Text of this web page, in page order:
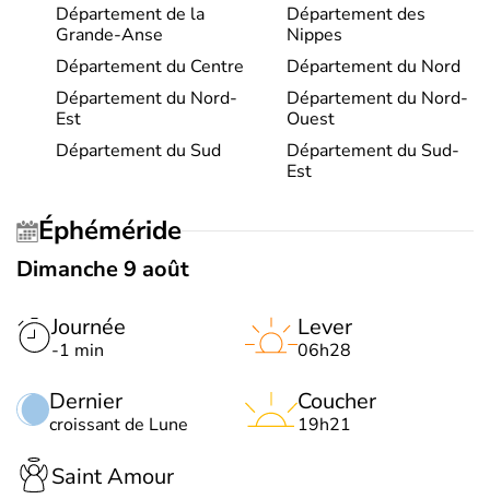
Département de la
Grande-Anse
Département des
Nippes
Département du Centre
Département du Nord
Département du Nord-
Est
Département du Nord-
Ouest
Département du Sud
Département du Sud-
Est
Éphéméride
Dimanche 9 août
Journée
-1 min
Dernier
croissant de Lune
Lever
06h28
Coucher
19h21
Saint Amour